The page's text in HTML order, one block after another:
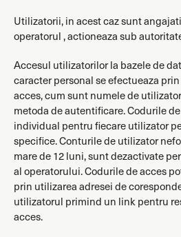
Utilizatorii, in acest caz sunt
operatorul , actioneaza sub
Accesul utilizatorilor la bazele de
caracter personal se efectueaza
acces, cum sunt numele de
metoda de autentificare. Codurile
individual pentru fiecare utilizator
specifice. Conturile de utilizator
mare de 12 luni, sunt dezactivate
al operatorului. Codurile de acces
prin utilizarea adresei de
utilizatorul primind un link pentru
acces.